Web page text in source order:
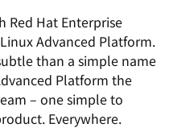
Red Hat Enterprise
Advanced Platform.
than a simple name
Platform the
– one simple to
Everywhere.